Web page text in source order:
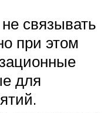
связывать
при этом
для